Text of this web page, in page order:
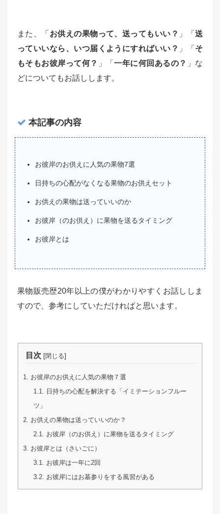
また、「 お供えの果物って、送ってもいい？ 」「送
っていいなら、いつ届くようにすればいい？ 」「 そ
もそもお彼岸って何？ 」「一年に何回あるの？ 」な
どについてもお話しします。
本記事の内容
お彼岸のお供えに人気の果物7選
日持ちの心配がなくなる果物のお供えセット
お供えの果物は送っていいのか
お彼岸（のお供え）に果物を送るタイミング
お彼岸とは
果物販売歴20年以上の僕がわかりやすくお話ししま
すので、参考にしていただければと思います。
目次 [閉じる]
1. お彼岸のお供えに人気の果物７選
1.1. 日持ちの心配を解決する「イミテーションフルー
ツ」
2. お供えの果物は送っていいのか？
2.1. お彼岸（のお供え）に果物を送るタイミング
3. お彼岸とは（さいごに）
3.1. お彼岸は一年に2回
3.2. お彼岸にはお墓参りをする風習がある